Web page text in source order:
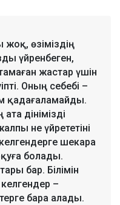
жоқ, өзіміздің
үйренбеген,
жастар үшін
Оның себебі –
қадағаламайды.
дінімізді
не үйрететіні
шекара
болады.
бар. Білімін
–
бара алады.